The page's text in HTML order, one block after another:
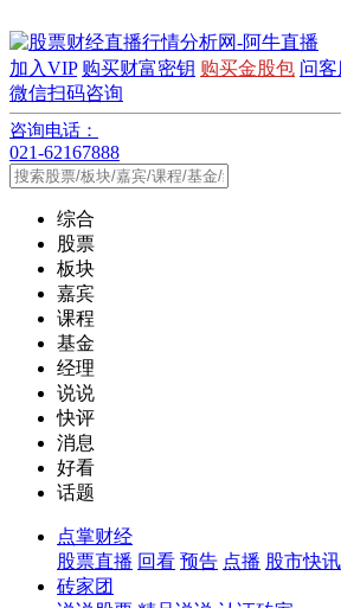
加入VIP 购买财富密钥 购买金股包 问客
微信扫码咨询
咨询电话：
021-62167888
综合
股票
板块
嘉宾
课程
基金
经理
说说
快评
消息
好看
话题
点掌财经
股票直播 回看 预告 点播 股市快讯
砖家团